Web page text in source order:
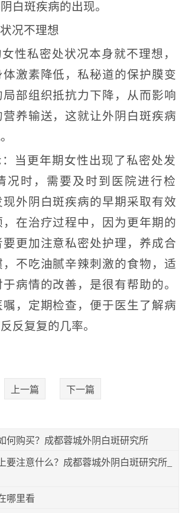
白斑疾病的出现。
况不理想
性私密处状况本身就不理想，
体激素降低，私秘道的保护膜变
局部组织抵抗力下降，从而影响
养输送，这就让外阴白斑疾病
：当更年期女性出现了私密处发
况时，需要及时到医院进行检
现外阴白斑疾病的早期采取有效
，在治疗过程中，因为更年期的
要更加注意私密处护理，养成合
不吃油腻辛辣刺激的食物，适
病情的改善，是很有帮助的。
嘱，定期检查，便于医生了解病
反复复的几率。
上一篇 下一篇
何购买？成都蓉城外阴白斑研究所
要注意什么？成都蓉城外阴白斑研究所_
哪里看